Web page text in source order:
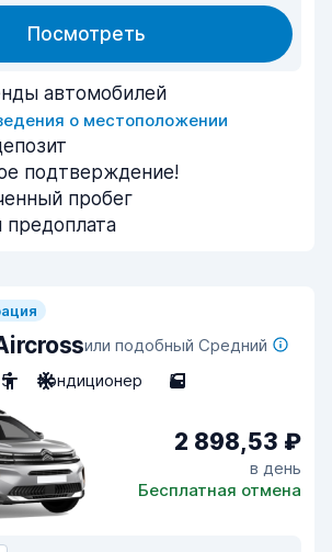
Посмотреть
автомобилей
о местоположении
подтверждение!
пробег
предоплата
или подобный Средний
5 Кондиционер 5
2 898,53 ₽
в день
Бесплатная отмена